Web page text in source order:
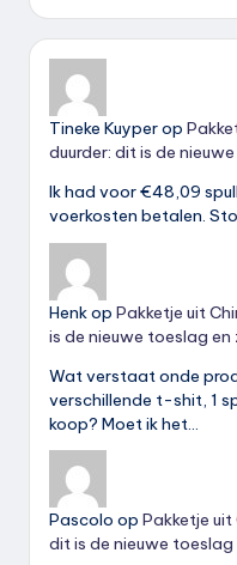
Tineke Kuyperop
duurder: dit is de
Ik had voor €48,09
voerkosten betalen.
Henkop Pakketje uit
is de nieuwe toeslag en
Wat verstaat onde
verschillende t-shit, 1
koop? Moet ik het…
Pascolo op Pakketje
dit is de nieuwe